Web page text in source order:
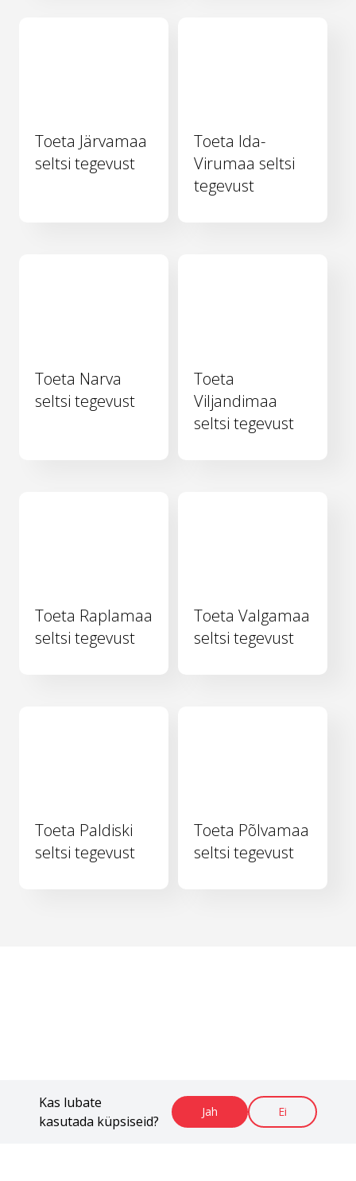
Kas lubate
kasutada küpsiseid?
Jah Ei
Toeta Järvamaa
seltsi tegevust
Toeta Ida-
Virumaa seltsi
tegevust
Toeta Narva
seltsi tegevust
Toeta
Viljandimaa
seltsi tegevust
Toeta Raplamaa
seltsi tegevust
Toeta Valgamaa
seltsi tegevust
Toeta Paldiski
seltsi tegevust
Toeta Põlvamaa
seltsi tegevust